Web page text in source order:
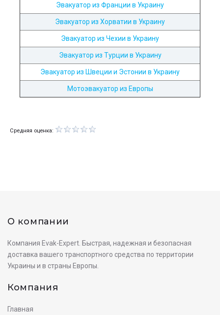
Эвакуатор из Франции в Украину
Эвакуатор из Хорватии в Украину
Эвакуатор из Чехии в Украину
Эвакуатор из Турции в Украину
Эвакуатор из Швеции и Эстонии в Украину
Мотоэвакуатор из Европы
Средняя оценка:
О компании
Компания Evak-Expert. Быстрая, надежная и безопасная
доставка вашего транспортного средства по территории
Украины и в страны Европы.
Компания
Главная